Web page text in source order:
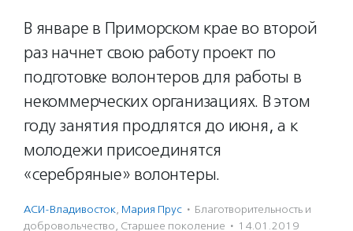
В январе в Приморском крае во второй
раз начнет свою работу проект по
подготовке волонтеров для работы в
некоммерческих организациях. В этом
году занятия продлятся до июня, а к
молодежи присоединятся
«серебряные» волонтеры.
АСИ-Владивосток, Мария Прус · Благотвори­тель­ность и
доброволь­чест­во, Старшее поколение · 14.01.2019